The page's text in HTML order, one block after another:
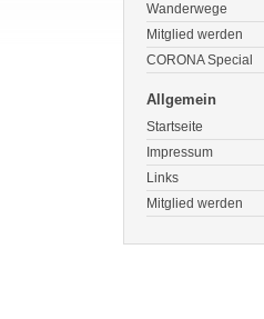
Wanderwege
Mitglied werden
CORONA Special
Allgemein
Startseite
Impressum
Links
Mitglied werden